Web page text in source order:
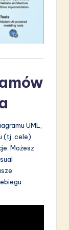
UML,
(tj. cele)
Możesz